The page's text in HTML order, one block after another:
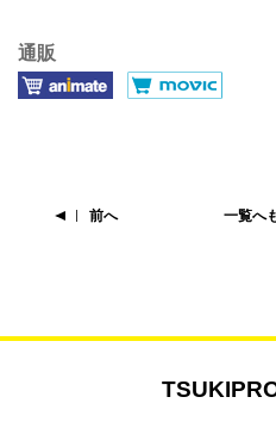
通販
前へ 一覧へ